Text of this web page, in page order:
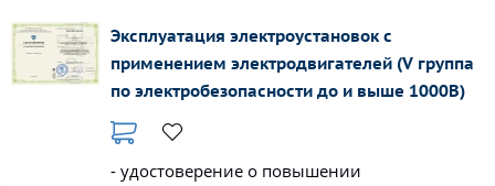
Эксплуатация электроустановок с
применением электродвигателей (V группа
по электробезопасности до и выше 1000В)
- удостоверение о повышении